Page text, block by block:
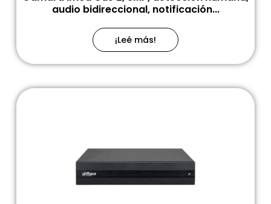
audio bidireccional, notificación...
¡Leé más!